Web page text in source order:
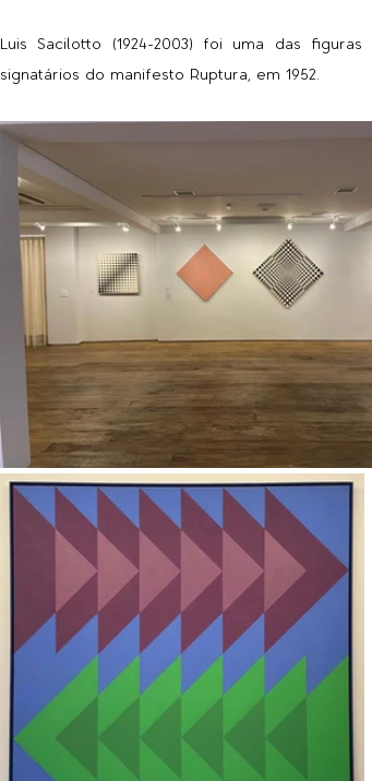
Luis Sacilotto (1924-2003) foi uma das
signatários do manifesto Ruptura, em 1952.